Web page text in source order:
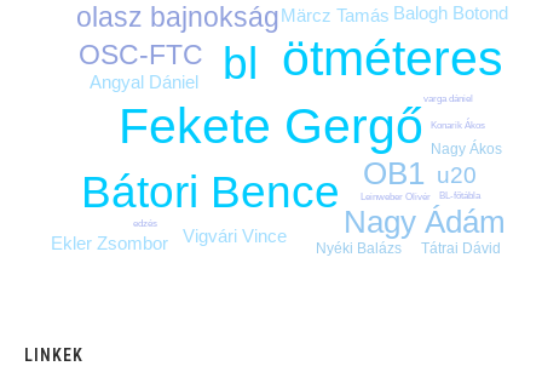
Fekete Gergő
ötméteres
bl
Bátori Bence
Nagy Ádám
OB1
olasz bajnokság
OSC-FTC
u20
Angyal Dániel
Balogh Botond
Ekler Zsombor
Märcz Tamás
Vigvári Vince
Nagy Ákos
Nyéki Balázs Tátrai Dávid
BL-főtábla
edzés
Konarik Ákos
Leinweber Olivér
varga dániel
LINKEK